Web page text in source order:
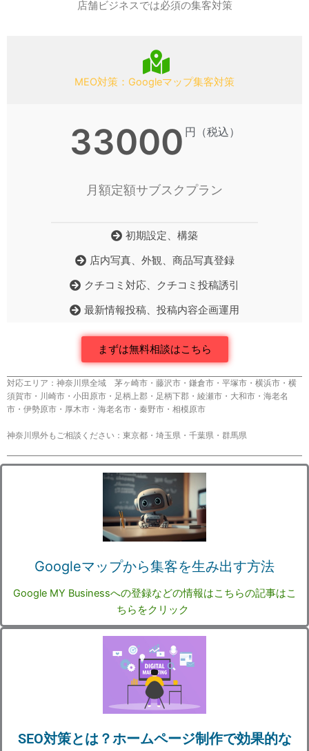
店舗ビジネスでは必須の集客対策
MEO対策：Googleマップ集客対策
33000 円（税込）
月額定額サブスクプラン
初期設定、構築
店内写真、外観、商品写真登録
クチコミ対応、クチコミ投稿誘引
最新情報投稿、投稿内容企画運用
まずは無料相談はこちら
対応エリア：神奈川県全域 茅ヶ崎市・藤沢市・鎌倉市・平塚市・横浜市・横
須賀市・川崎市・小田原市・足柄上郡・足柄下郡・綾瀬市・大和市・海老名
市・伊勢原市・厚木市・海老名市・秦野市・相模原市
神奈川県外もご相談ください：東京都・埼玉県・千葉県・群馬県
Googleマップから集客を生み出す方法
Google MY Businessへの登録などの情報はこちらの記事はこ
ちらをクリック
SEO対策とは？ホームページ制作で効果的な